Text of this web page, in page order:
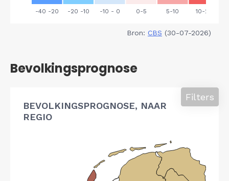
Bron: CBS (30-07-2026)
Bevolkingsprognose
BEVOLKINGSPROGNOSE, NAAR
REGIO
Filters